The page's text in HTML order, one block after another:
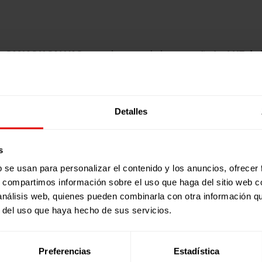
Detalles
usan para personalizar el contenido y los anuncios,
información sobre el uso que haga del sitio web
web, quienes pueden combinarla con otra información
uso que haya hecho de sus servicios.
Preferencias Estadística
«SANAS Y SALVAS», en el marco de la campañaLa LUZ de
claro y contundente, tanto a la ciudadanía
de sensibilización, en esta última semana, desde Fe y
Y SALVAS”
, instando a la ciudadanía a
instalado numerosos mupis con el lema “Las
el acceso a la educación de miles de niñas en
la Eliminación de la Violencia contra la Mujer